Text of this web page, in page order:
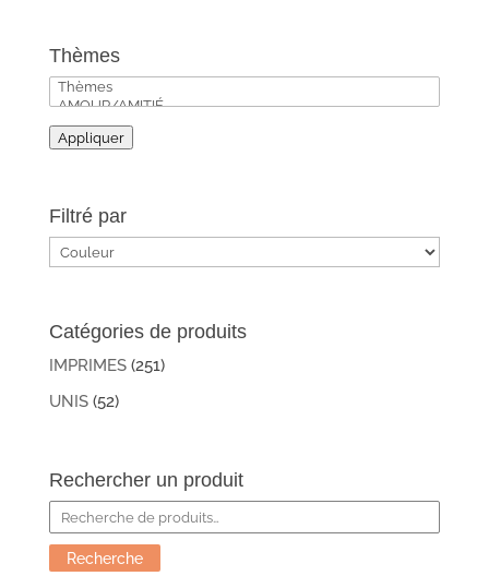
Thèmes
Appliquer
Filtré par
Catégories de produits
IMPRIMES (251)
UNIS (52)
Rechercher un produit
Recherche
pour :
Recherche